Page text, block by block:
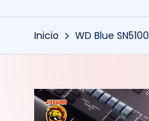
Inicio WD Blue SN5100